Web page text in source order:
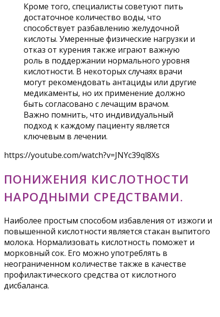
Кроме того, специалисты советуют пить
достаточное количество воды, что
способствует разбавлению желудочной
кислоты. Умеренные физические нагрузки и
отказ от курения также играют важную
роль в поддержании нормального уровня
кислотности. В некоторых случаях врачи
могут рекомендовать антациды или другие
медикаменты, но их применение должно
быть согласовано с лечащим врачом.
Важно помнить, что индивидуальный
подход к каждому пациенту является
ключевым в лечении.
https://youtube.com/watch?v=JNYc39ql8Xs
ПОНИЖЕНИЯ КИСЛОТНОСТИ
НАРОДНЫМИ СРЕДСТВАМИ.
Наиболее простым способом избавления от изжоги и
повышенной кислотности является стакан выпитого
молока. Нормализовать кислотность поможет и
морковный сок. Его можно употреблять в
неограниченном количестве также в качестве
профилактического средства от кислотного
дисбаланса.